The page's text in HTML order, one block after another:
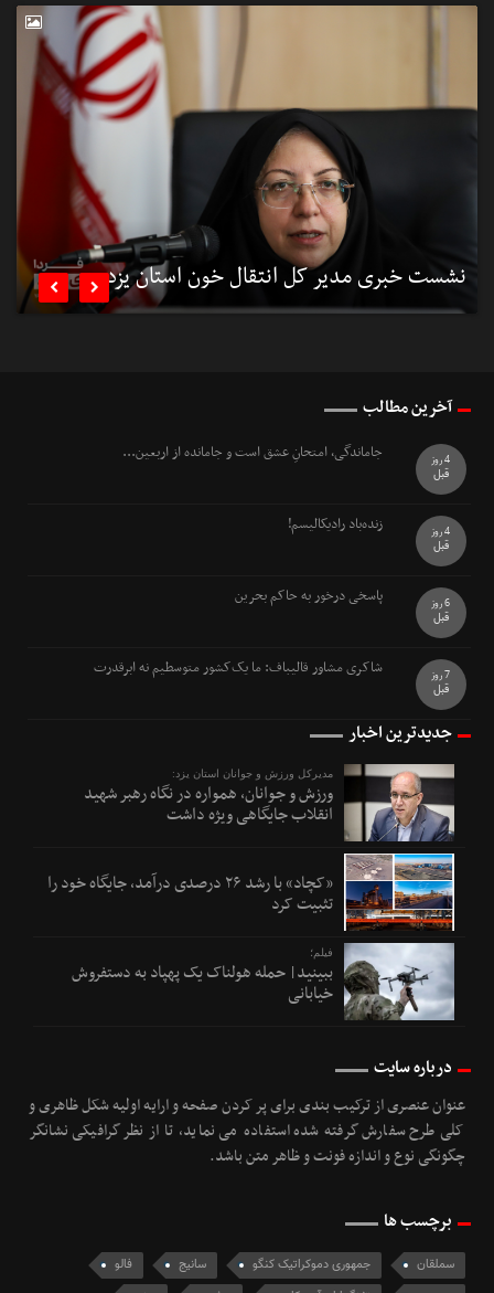
نشست خبری مدیر کل انتقال خون استان یزد  
آخرین مطالب
جاماندگی، امتحانِ عشق است و جامانده از اربعین...
4 روز
قبل
زنده‌باد رادیکالیسم!
4 روز
قبل
پاسخی درخور به حاکم بحرین
6 روز
قبل
شاکری مشاور قالیباف: ما یک‌کشور متوسطیم نه ابرقدرت
7 روز
قبل
جدیدترین اخبار
مدیرکل ورزش و جوانان استان یزد:
ورزش و جوانان، همواره در نگاه رهبر شهید
انقلاب جایگاهی ویژه داشت
«کچاد» با رشد ۲۶ درصدی درآمد، جایگاه خود را
تثبیت کرد
فیلم؛
ببینید| حمله هولناک یک پهپاد به دستفروش
خیابانی
درباره سایت
عنوان عنصری از ترکیب بندی برای پر کردن صفحه و ارایه اولیه شکل ظاهری و
کلی طرح سفارش گرفته شده استفاده می نماید، تا از نظر گرافیکی نشانگر
چگونگی نوع و اندازه فونت و ظاهر متن باشد.
برچسب ها
سملقان جمهوری دموکراتیک کنگو سانیج
فالو